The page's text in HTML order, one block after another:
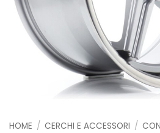
HOME / CERCHI E ACCESSORI /